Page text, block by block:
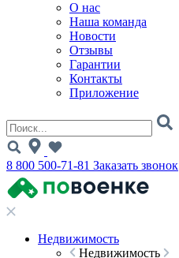
О нас
Наша команда
Новости
Отзывы
Гарантии
Контакты
Приложение
8 800 500-71-81 Заказать звонок
Недвижимость
Недвижимость